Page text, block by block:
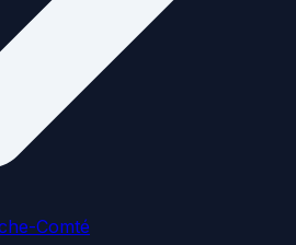
Comté